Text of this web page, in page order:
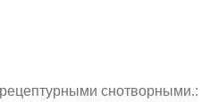
снотворными.: